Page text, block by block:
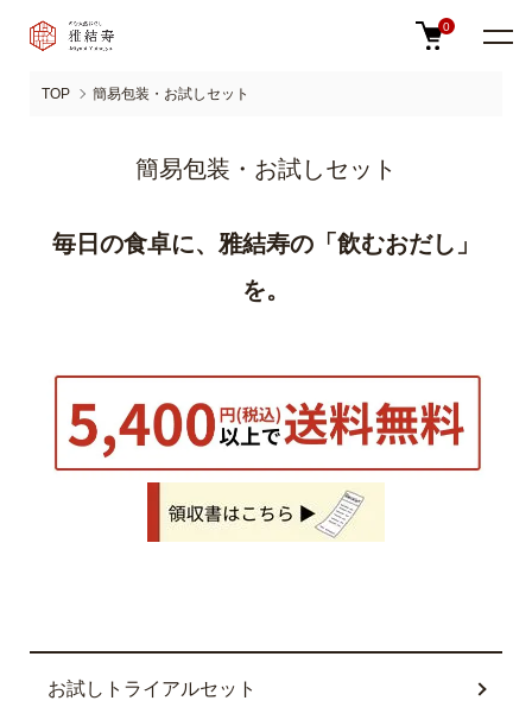
0
TOP 簡易包装・お試しセット
簡易包装・お試しセット
毎日の食卓に、雅結寿の「飲むおだし」
を。
お試しトライアルセット